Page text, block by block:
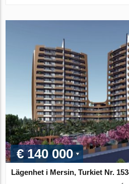
€ 140 000
Lägenhet i Mersin, Turkiet Nr.